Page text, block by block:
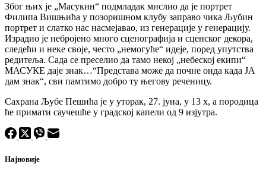
Због њих је „Масукин“ подмладак мислио да је портрет
Филипа Вишњића у позоришном клубу заправо чика Љубин
портрет и слатко нас насмејавао, из генерације у генерацију.
Израдио је небројено много сценографија и сценског декора,
следећи и неке своје, често „немогуће“ идеје, поред упутства
редитеља. Сада се преселио да тамо некој „небеској екипи“
МАСУКЕ даје знак…“Представа може да почне онда када ЈА
дам знак“, сви памтимо добро ту његову реченицу.
Сахрана Љубе Пешића је у уторак, 27. јуна, у 13 х, а породица
ће примати саучешће у градској капели од 9 изјутра.
Најновије